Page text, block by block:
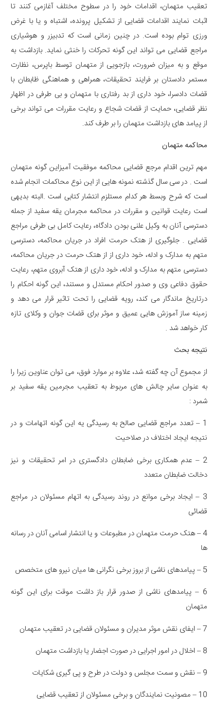
تعقیب متهمان، اقدامات خود را در سطوح مختلف آغازمی کنند تا
اثبات نمایند اقدامات قضایی از تشکیل پرونده، اشتباه و یا با غرض
ورزی توام بوده است. در چنین زمانی است که تدبیزر و هوشیاری
مراجع قضایی می تواند این گونه تحرکات را خنثی نماید. بازداشت به
موقع و به میزان ضرورت، بازجویی از متهمان توسط باپرس، نظارت
مستمر دادستان بر فرایند تحقیقات، همراهی و هماهنگی ظابطان با
قضات دادسرا، خود داری از بد رفتاری با متهمان و بی طرفی در اظهار
نظر قضایی، حمایت از قضات شجاع و رعایت مقررات می تواند برخی
از پیامد های بازداشت متهمان را بر طرف کند.
محاکمه متهمان
مهم ترین اقدام مرجع قضایی محاکمه موفقیت آمیزاین گونه متهمان
است . در سی سال گذشته نمونه هایی از این نوع محاکمات انجام شده
است که شرح وبسط هر کدام مستلزم انتشار کتابی است .البته بدیهی
است رعایت قوانین و مقررات در محاکمه مجرمان یقه سفید از جمله
دسترسی آنان به وکیل علنی بودن دادگاه، رعایت کامل بی طرفی مراجع
قضایی . جلوگیری از هتک حرمت افراد در جریان محاکمه، دسترسی
متهم به مدارک و ادله، خود داری از از هتک حرمت در جریان محاکمه،
دسترسی متهم به مدارک و ادله، خود داری از هتک آبروی متهم، رعایت
حقوق دفاعی وی و صدور احکام مستدل و مستند، این گونه احکام را
درتاریخ ماندگار می کند، رویه قضایی را تحت تاثیر قرار می دهد و
زمینه ساز آموزش هایی عمیق و موثر برای قضات جوان و وکلای تازه
کار خواهد شد .
نتیجه بحث
از مجموع آن چه گفته شد، علاوه بر موارد فوق، می توان عناوین زیرا را
به عنوان سایر چالش های مربوط به تعقیب مجرمین یقه سفید بر
شمرد :
1 – تعدد مراجع قضایی صالح به رسیدگی یه این گونه اتهامات و در
نتیجه ایجاد اختلاف در صلاحیت
2 – عدم همکاری برخی ضابطان دادگستری در امر تحقیقات و نیز
دخالت ضابطان متعدد
3 – ایجاد برخی موانع در روند رسیدگی به اتهام مسئولان در مراجع
قضائی
4 – هتک حرمت متهمان در مطبوعات و یا انتشار اسامی آنان در رسانه
ها
5 – پیامدهای ناشی از بروز برخی نگرانی ها میان نیرو های متخصص
6 – پیامدهای ناشی از صدور قرار باز داشت موقت برای این گونه
متهمان
7 – ایفای نقش موثر مدیران و مسئولان قضایی در تعقیب متهمان
8 – اخلال در امور اجرایی در صورت اجضار یا بازداشت متهمان
9 – نقش و سمت مجلس و دولت در طرح و پی گیری شکایات
10 – مصونیت نمایندگان و برخی مسئولان از تعقیب قضایی